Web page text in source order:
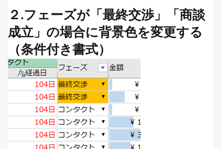
２.フェーズが「最終交渉」「商談
成立」の場合に背景色を変更する
（条件付き書式）